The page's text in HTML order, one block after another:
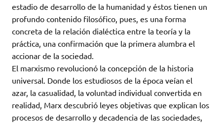
estadio de desarrollo de la humanidad y éstos tienen un
profundo contenido filosófico, pues, es una forma
concreta de la relación dialéctica entre la teoría y la
práctica, una confirmación que la primera alumbra el
accionar de la sociedad.
El marxismo revolucionó la concepción de la historia
universal. Donde los estudiosos de la época veían el
azar, la casualidad, la voluntad individual convertida en
realidad, Marx descubrió leyes objetivas que explican los
procesos de desarrollo y decadencia de las sociedades,